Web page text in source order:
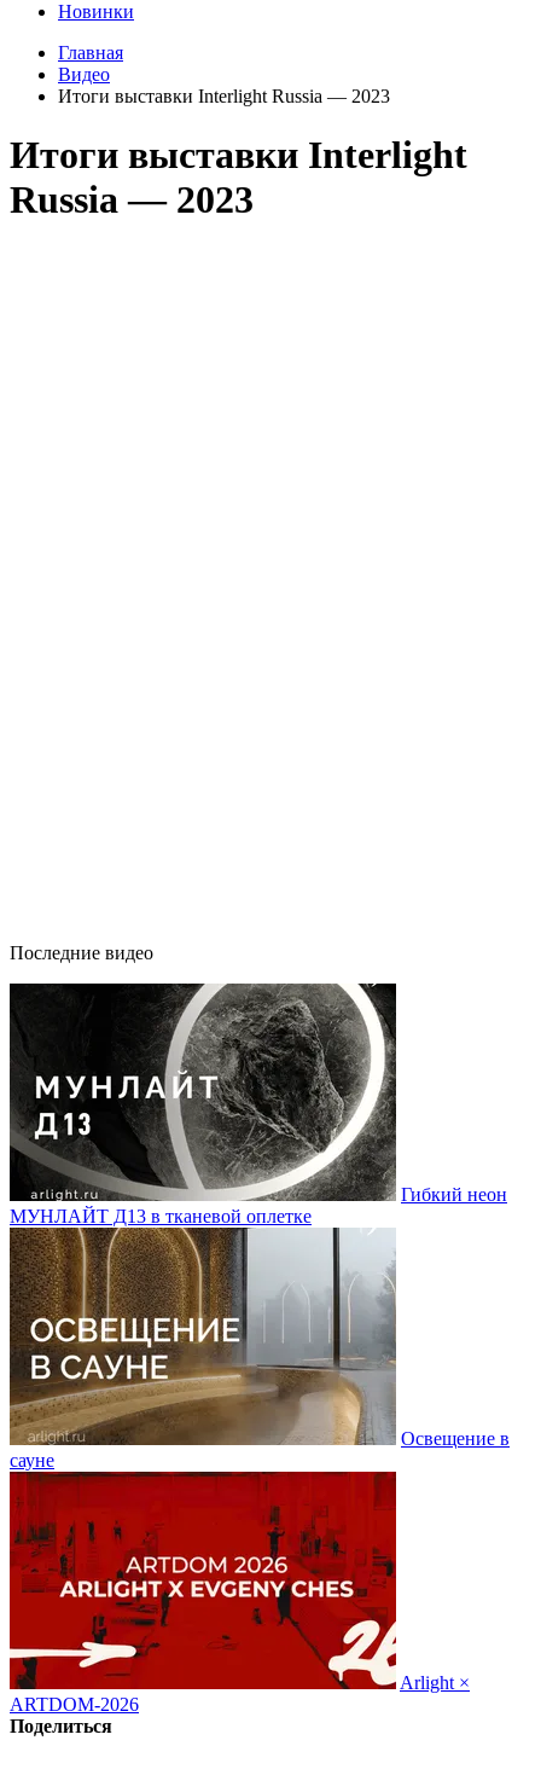
Новинки
Главная
Видео
Итоги выставки Interlight Russia — 2023
Итоги выставки Interlight
Russia — 2023
Последние видео
Гибкий неон
МУНЛАЙТ Д13 в тканевой оплетке
Освещение в
сауне
Arlight ×
ARTDOM-2026
Поделиться